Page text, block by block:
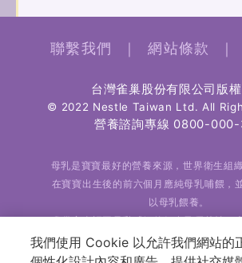
聯繫我們 ｜ 網站條款 ｜
台灣雀巢股份有限公司版
© 2022 Nestle Taiwan Ltd. All
營養諮詢專線 0800-000-
母乳是寶寶最好的營養來源，世界衛生組
在寶寶出生後的前六個月應純母乳哺餵，
以母乳餵養。
衛生組織對於純母乳哺餵的建
我們使用 Cookie 以允許我們網站的